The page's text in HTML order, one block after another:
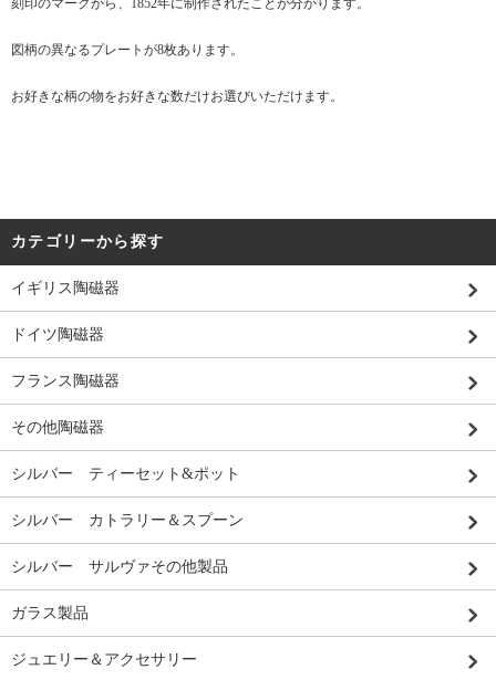
刻印のマークから、1852年に制作されたことが分かります。
図柄の異なるプレートが8枚あります。
お好きな柄の物をお好きな数だけお選びいただけます。
カテゴリーから探す
イギリス陶磁器
ドイツ陶磁器
フランス陶磁器
その他陶磁器
シルバー ティーセット&ポット
シルバー カトラリー＆スプーン
シルバー サルヴァその他製品
ガラス製品
ジュエリー＆アクセサリー